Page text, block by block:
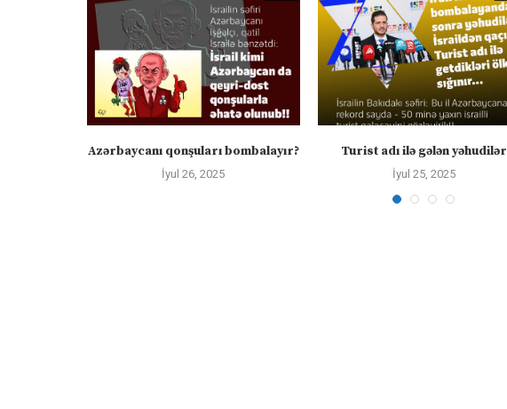
Azərbaycanı qonşuları bombalayır?
İyul 26, 2025
Turist adı ilə gələn yəhudilər
İyul 25, 2025